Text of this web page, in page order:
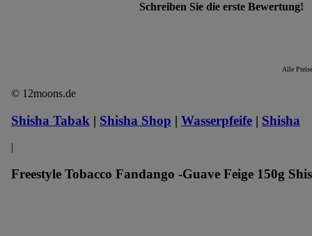
Schreiben Sie die erste Bewertung!
Alle
© 12moons.de
Shisha Tabak | Shisha Shop | Wasserpfeife | Shisha
|
Freestyle Tobacco Fandango -Guave Feige 150g